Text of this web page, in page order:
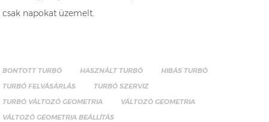
csak napokat üzemelt.
BONTOTT TURBÓ HASZNÁLT TURBÓ
HIBÁS TURBÓ
TURBÓ FELVÁSÁRLÁS
TURBÓ SZERVIZ
TURBÓ VÁLTOZÓ GEOMETRIA
VÁLTOZÓ GEOMETRIA
VÁLTOZÓ GEOMETRIA BEÁLLÍTÁS